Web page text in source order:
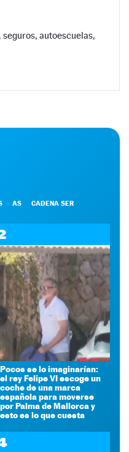
autoescuelas,
AS CADENA SER
Pocos se lo imaginarían:
el rey Felipe VI escoge un
coche de una marca
española para moverse
por Palma de Mallorca y
esto es lo que cuesta